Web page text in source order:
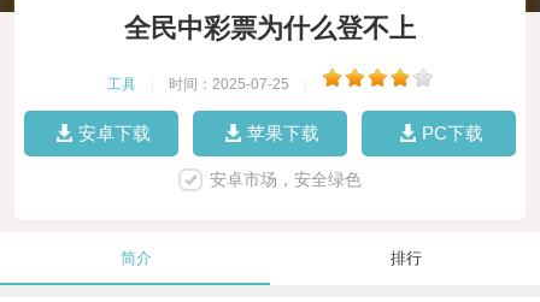
全民中彩票为什么登不上
工具 时间：2025-07-25
安卓下载 苹果下载 PC下载
安卓市场，安全绿色
简介 排行